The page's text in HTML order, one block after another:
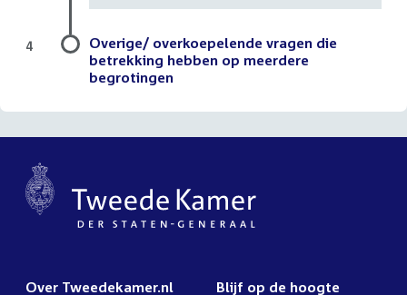
Overige/ overkoepelende vragen die
betrekking hebben op meerdere
begrotingen
4
Over Tweedekamer.nl Blijf op de hoogte